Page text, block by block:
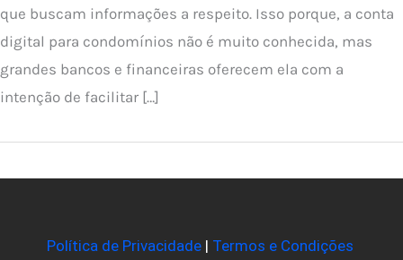
que buscam informações a respeito. Isso porque, a conta
digital para condomínios não é muito conhecida, mas
grandes bancos e financeiras oferecem ela com a
intenção de facilitar […]
Política de Privacidade| Termos e Condições